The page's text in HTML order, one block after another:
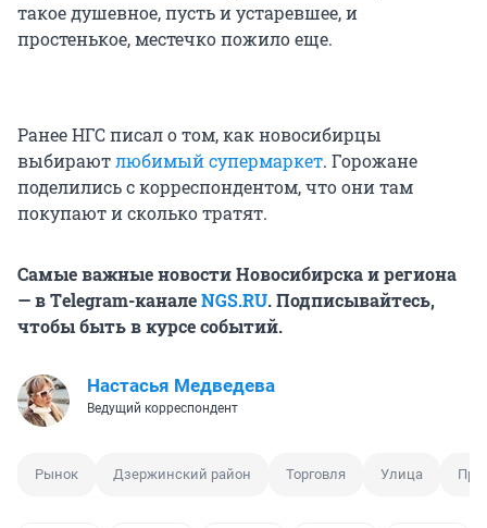
такое душевное, пусть и устаревшее, и
простенькое, местечко пожило еще.
Ранее НГС писал о том, как новосибирцы
выбираютлюбимый супермаркет. Горожане
поделились с корреспондентом, что они там
покупают и сколько тратят.
Самые важные новости Новосибирска и региона
— в Тelegram-каналеNGS.RU. Подписывайтесь,
чтобы быть в курсе событий.
Настасья Медведева
Ведущий корреспондент
Рынок Дзержинский район Торговля Улица